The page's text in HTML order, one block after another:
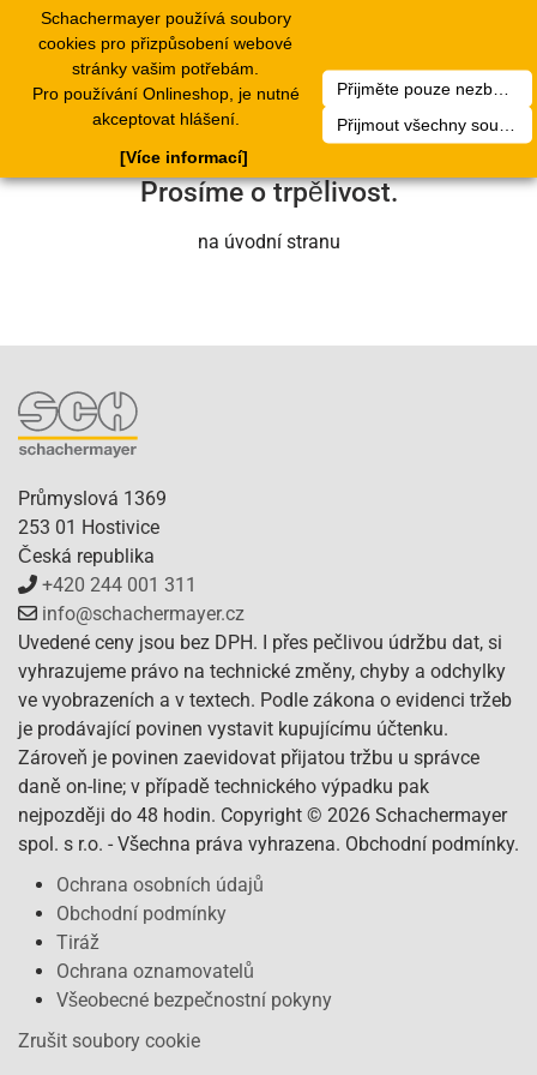
Schachermayer používá soubory
cookies pro přizpůsobení webové
stránky vašim potřebám.
Pro používání Onlineshop, je nutné
akceptovat hlášení.
Přijměte pouze nezbytné soubory cookie
[Více informací]
Bohužel došlo k technické chybě. Náš
servisní tým se o to brzy postará.
Prosíme o trpělivost.
na úvodní stranu
Průmyslová 1369
253 01 Hostivice
Česká republika
+420 244 001 311
info@schachermayer.cz
Uvedené ceny jsou bez DPH. I přes pečlivou údržbu dat, si
vyhrazujeme právo na technické změny, chyby a odchylky
ve vyobrazeních a v textech. Podle zákona o evidenci tržeb
je prodávající povinen vystavit kupujícímu účtenku.
Zároveň je povinen zaevidovat přijatou tržbu u správce
daně on-line; v případě technického výpadku pak
nejpozději do 48 hodin. Copyright © 2026 Schachermayer
spol. s r.o. - Všechna práva vyhrazena. Obchodní podmínky.
Ochrana osobních údajů
Obchodní podmínky
Tiráž
Ochrana oznamovatelů
Všeobecné bezpečnostní pokyny
Zrušit soubory cookie